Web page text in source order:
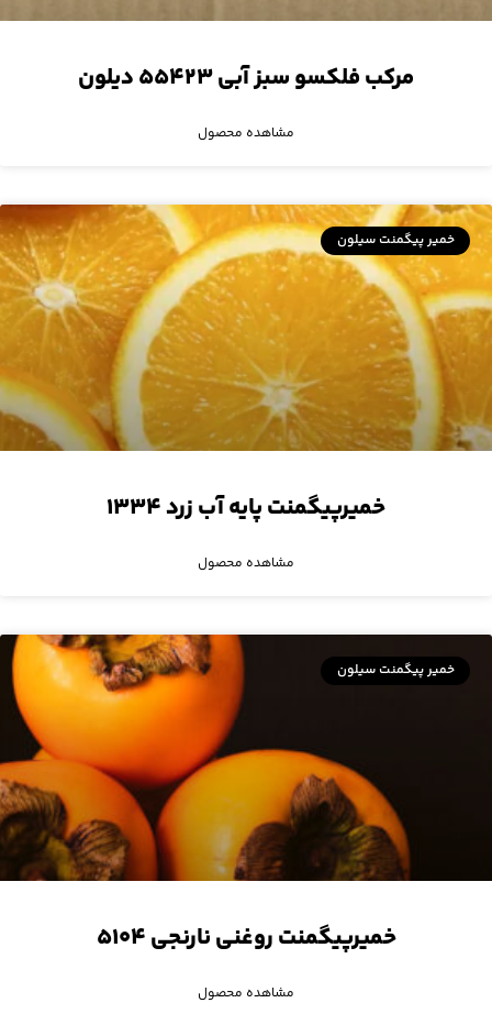
مرکب فلکسو سبز آبی ۵۵۴۲۳ دیلون
مشاهده محصول
خمیر پیگمنت سیلون
خمیرپیگمنت پایه آب زرد ۱۳۳۴
مشاهده محصول
خمیر پیگمنت سیلون
خمیرپیگمنت روغنی نارنجی ۵۱۰۴
مشاهده محصول